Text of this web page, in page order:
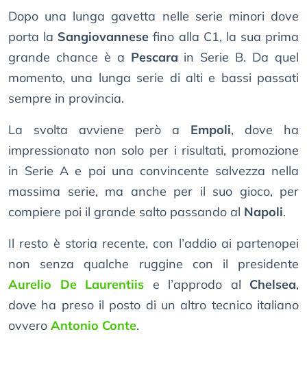
Dopo una lunga gavetta nelle serie minori dove
porta la Sangiovannese fino alla C1, la sua prima
grande chance è a Pescara in Serie B. Da quel
momento, una lunga serie di alti e bassi passati
sempre in provincia.
La svolta avviene però a Empoli, dove ha
impressionato non solo per i risultati, promozione
in Serie A e poi una convincente salvezza nella
massima serie, ma anche per il suo gioco, per
compiere poi il grande salto passando al Napoli.
Il resto è storia recente, con l’addio ai partenopei
non senza qualche ruggine con il presidente
Aurelio De Laurentiis e l’approdo al Chelsea,
dove ha preso il posto di un altro tecnico italiano
ovvero Antonio Conte.